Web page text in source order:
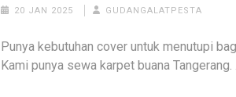
20 JAN 2025 GUDANGALATPESTA
Punya kebutuhan cover untuk menutupi
Kami punya sewa karpet buana Tangerang. …